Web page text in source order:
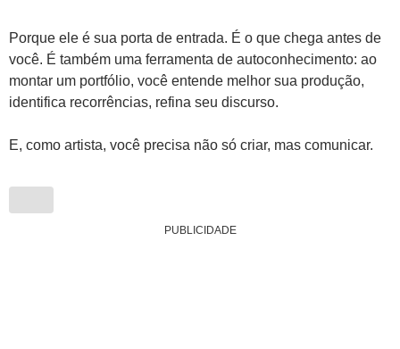
Porque ele é sua porta de entrada. É o que chega antes de
você. É também uma ferramenta de autoconhecimento: ao
montar um portfólio, você entende melhor sua produção,
identifica recorrências, refina seu discurso.
E, como artista, você precisa não só criar, mas comunicar.
PUBLICIDADE